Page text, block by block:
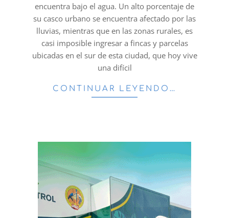
encuentra bajo el agua. Un alto porcentaje de
su casco urbano se encuentra afectado por las
lluvias, mientras que en las zonas rurales, es
casi imposible ingresar a fincas y parcelas
ubicadas en el sur de esta ciudad, que hoy vive
una difícil
CONTINUAR LEYENDO…